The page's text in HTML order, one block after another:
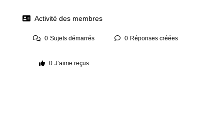
Activité des membres
0 Sujets démarrés 0 Réponses créées
0 J’aime reçus